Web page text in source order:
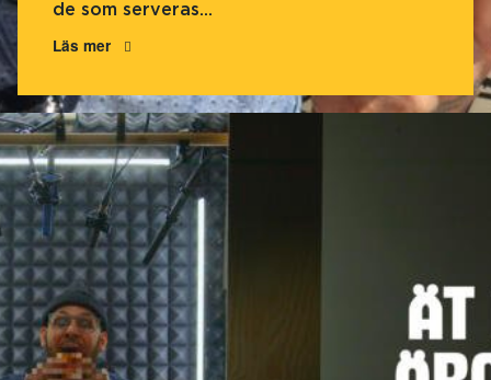
de som serveras...
Läs mer